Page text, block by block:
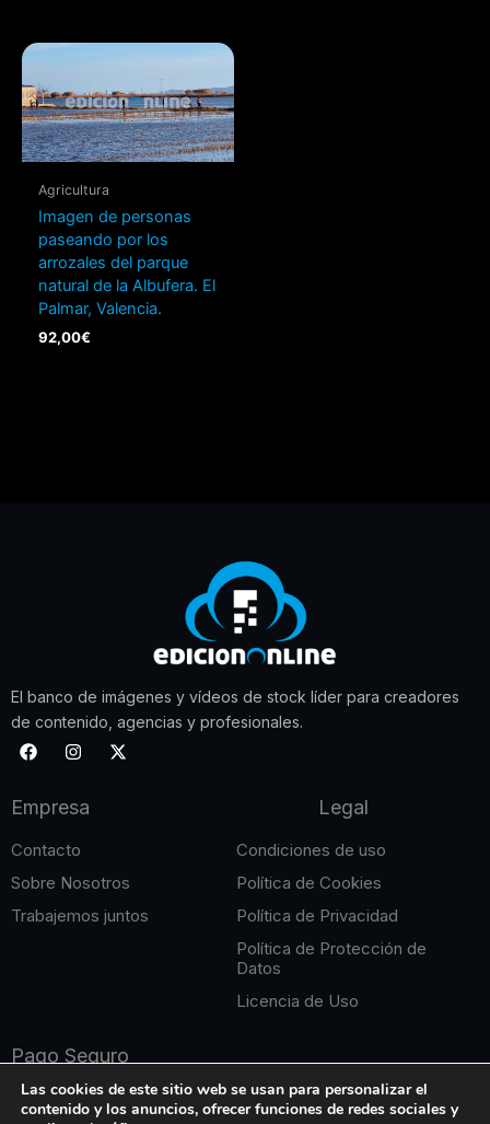
Agricultura
Imagen de personas
paseando por los
arrozales del parque
natural de la Albufera. El
Palmar, Valencia.
92,00€
El banco de imágenes y vídeos de stock líder para creadores
de contenido, agencias y profesionales.
F
a
b
o
I
n
a
r
m
X
-
r
Empresa
Contacto
Sobre Nosotros
Trabajemos juntos
Legal
Condiciones de uso
Política de Cookies
Política de Privacidad
Política de Protección de
Datos
Licencia de Uso
Pago Seguro
Las cookies de este sitio web se usan para personalizar el
contenido y los anuncios, ofrecer funciones de redes sociales y